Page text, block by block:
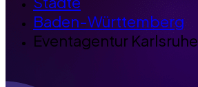
Baden-Württemberg
Eventagentur Karlsruhe